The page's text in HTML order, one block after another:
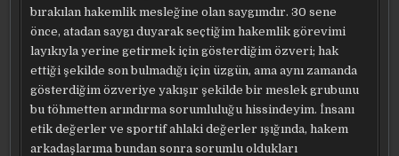
bırakılan hakemlik mesleğine olan saygımdır. 30 sene
önce, atadan saygı duyarak seçtiğim hakemlik görevimi
layıkıyla yerine getirmek için gösterdiğim özveri; hak
ettiği şekilde son bulmadığı için üzgün, ama aynı zamanda
gösterdiğim özveriye yakışır şekilde bir meslek grubunu
bu töhmetten arındırma sorumluluğu hissindeyim. İnsanı
etik değerler ve sportif ahlaki değerler ışığında, hakem
arkadaşlarıma bundan sonra sorumlu oldukları